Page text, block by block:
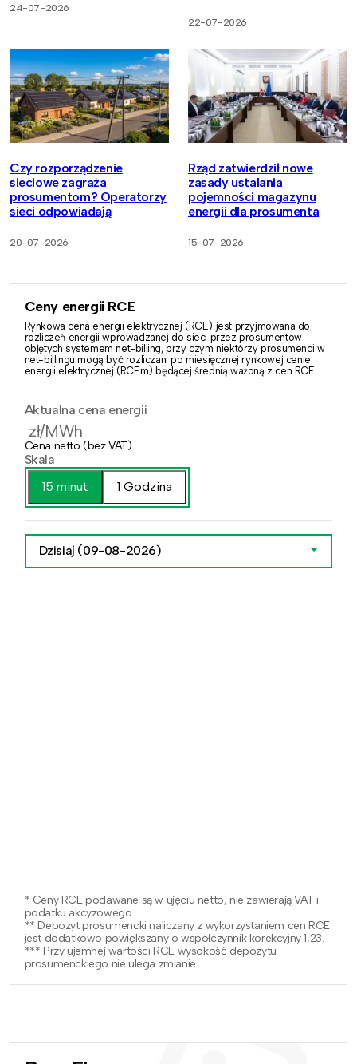
24-07-2026
22-07-2026
Czy rozporządzenie
sieciowe zagraża
prosumentom? Operatorzy
sieci odpowiadają
20-07-2026
Rząd zatwierdził nowe
zasady ustalania
pojemności magazynu
energii dla prosumenta
15-07-2026
Ceny energii RCE
Rynkowa cena energii elektrycznej (RCE) jest przyjmowana do
rozliczeń energii wprowadzanej do sieci przez prosumentów
objętych systemem net-billing, przy czym niektórzy prosumenci w
net-billingu mogą być rozliczani po miesięcznej rynkowej cenie
energii elektrycznej (RCEm) będącej średnią ważoną z cen RCE.
Aktualna cena energii
zł/MWh
Cena netto (bez VAT)
Skala
15 minut
1 Godzina
Dzisiaj (09-08-2026)
* Ceny RCE podawane są w ujęciu netto, nie zawierają VAT i
podatku akcyzowego.
** Depozyt prosumencki naliczany z wykorzystaniem cen RCE
jest dodatkowo powiększany o współczynnik korekcyjny 1,23.
*** Przy ujemnej wartości RCE wysokość depozytu
prosumenckiego nie ulega zmianie.